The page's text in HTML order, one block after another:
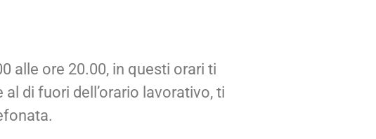
alle ore 20.00, in questi orari ti
di fuori dell’orario lavorativo, ti